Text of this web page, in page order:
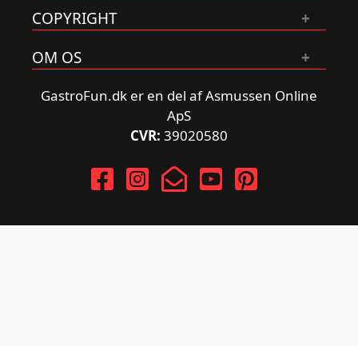
COPYRIGHT
OM OS
GastroFun.dk er en del af Asmussen Online
ApS
CVR: 39020580